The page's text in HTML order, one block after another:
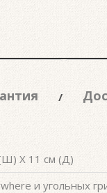
X 11 см (Д)
и угольных